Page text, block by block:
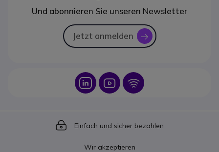
Und abonnieren Sie unseren Newsletter
Jetzt anmelden icon
Icon Icon Icon
Icon
Einfach und sicher bezahlen
Wir akzeptieren